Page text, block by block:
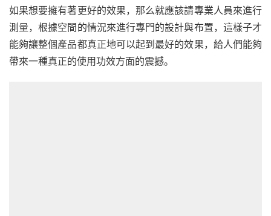
如果想要擁有著更好的效果，那么就應該請專業人員來進行
測量，根據空間的情況來進行專門的設計與布置，這樣子才
能夠讓整個產品都真正地可以起到最好的效果，給人們能夠
帶來一種真正的使用功效方面的震撼。